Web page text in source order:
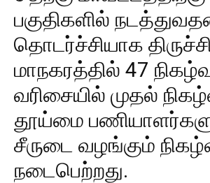
பகுதிகளில்
தொடர்ச்சியாக
மாநகரத்தில் 47
வரிசையில் முதல்
தூய்மை
சீருடை வழங்கும்
நடைபெற்றது.